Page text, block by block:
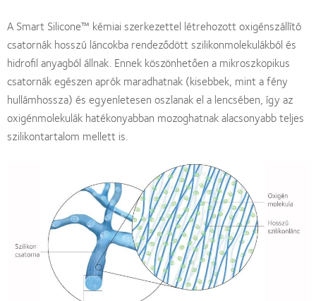
A Smart Silicone™ kémiai szerkezettel létrehozott oxigénszállító
csatornák hosszú láncokba rendeződött szilikonmolekulákból és
hidrofil anyagból állnak. Ennek köszönhetően a mikroszkopikus
csatornák egészen aprók maradhatnak (kisebbek, mint a fény
hullámhossza) és egyenletesen oszlanak el a lencsében, így az
oxigénmolekulák hatékonyabban mozoghatnak alacsonyabb teljes
szilikontartalom mellett is.